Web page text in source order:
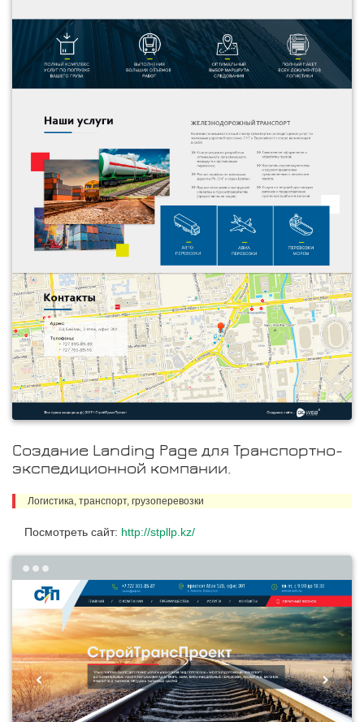
Создание Landing Page для Транспортно-
экспедиционной компании.
Логистика, транспорт, грузоперевозки
Посмотреть сайт: http://stpllp.kz/